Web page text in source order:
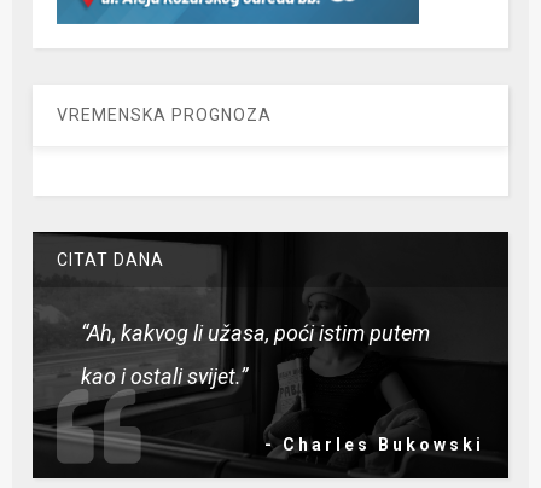
VREMENSKA PROGNOZA
CITAT DANA
“Ah, kakvog li užasa, poći istim putem
kao i ostali svijet.”
- Charles Bukowski